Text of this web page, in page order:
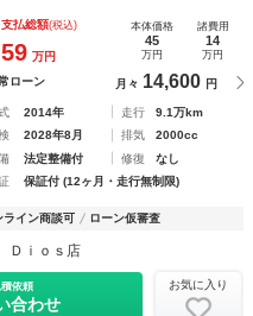
バックカメラ クルーズ
ー オートライト ＨＩＤ
支払総額(税込)
59 万円
本体価格
45
万円
諸費用
14
万円
ローン 月々 14,600 円
2014年 走行
9.1万km
2028年8月 排気
2000cc
法定整備付 修復
なし
保証付 (12ヶ月・走行無制限)
ライン商談可 ローン仮審査
ｉｏｓ店
依頼
合わせ
お気に入り